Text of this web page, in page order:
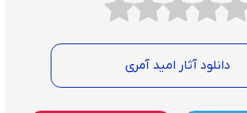
دانلود آثار امید آمری